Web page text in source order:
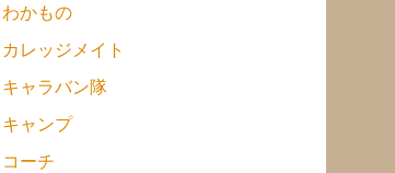
わかもの
カレッジメイト
キャラバン隊
キャンプ
コーチ